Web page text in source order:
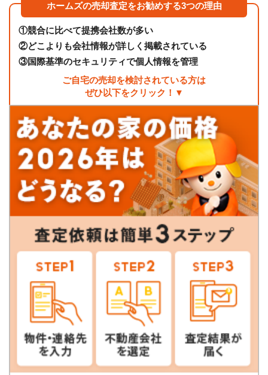
ホームズの売却査定をお勧めする3つの理由
①競合に比べて提携会社数が多い
②どこよりも会社情報が詳しく掲載されている
③国際基準のセキュリティで個人情報を管理
ご自宅の売却を検討されている方は
ぜひ以下をクリック！▼